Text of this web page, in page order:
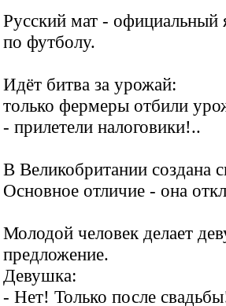
Русский мат - официальный
по футболу.
Идёт битва за урожай:
только фермеры отбили
- прилетели налоговики!..
В Великобритании создана
Основное отличие - она
Молодой человек делает
предложение.
Девушка:
- Нет! Только после